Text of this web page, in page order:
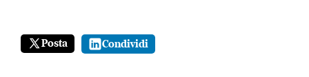
Posta Condividi